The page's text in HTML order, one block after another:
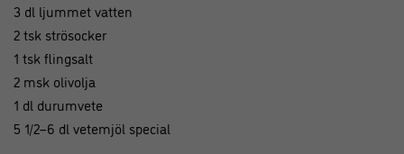
3 dl ljummet vatten
2 tsk strösocker
1 tsk flingsalt
2 msk olivolja
1 dl durumvete
5 1/2–6 dl vetemjöl special